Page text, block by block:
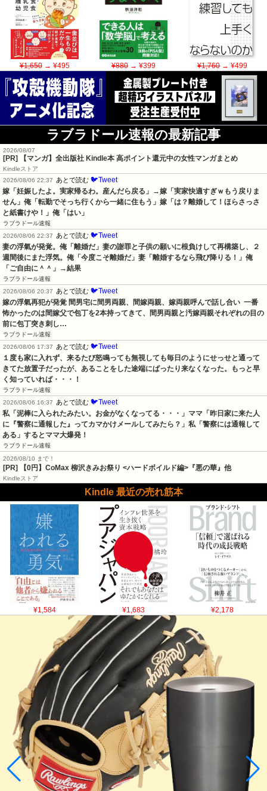
¥1,650→ ¥495 ¥880→ ¥399 ¥1,760→ ¥499
ラブラドール速報の最新記事
2026/08/07
[PR] 【マンガ】全出版社 Kindle本 高ポイント還元中の女性マンガまとめ
Kindleストア
2026/08/06 22:37
あとで読む 🐦Tweet
嫁「妊娠したよ。実家帰るわ。産んだら戻る」→嫁「実家快適すぎｗもう戻りま
せん」俺「転勤でそっち行くから一緒に住もう」嫁「は？離婚して！ほらさっさ
と紙書けや！」俺「はい」
ラブラドール速報
2026/08/06 22:37
あとで読む 🐦Tweet
妻の浮氣が発覚。俺「離婚だ」妻の謝罪と子供の願いに根負けして再構築し、２
週間後にまた浮気。俺「今度こそ離婚だ」妻「離婚するなら飛び降りる！」俺
「ご自由に＾＾」→結果
ラブラドール速報
2026/08/06 20:37
あとで読む 🐦Tweet
嫁の浮氣再犯が発覚 間男宅に間男両親、間嫁両親、嫁両親呼んで話し合い  一番
怖かったのは間嫁父で包丁を2本持ってきて、間男両親と汚嫁両親それぞれの目の
前に包丁突き刺し…
ラブラドール速報
2026/08/06 17:37
あとで読む 🐦Tweet
１度も家に入れず、来るたび怒鳴っても無視しても毎日のようにせっせと通って
きてた放置子だったが、あることをした途端にぱったり来なくなった。もっと早
く知っていれば・・・！
ラブラドール速報
2026/08/06 16:37
あとで読む 🐦Tweet
私「泥棒に入られたみたい。お金がなくなってる・・・」ママ「昨日家に来た人
に『警察に通報した』ってカマかけメールしてみたら？」私「警察には通報して
ある」するとママ大爆発！
ラブラドール速報
2026/08/10 まで！
[PR] 【0円】CoMax 柳沢きみお祭り <ハードボイルド編>『悪の華』他
Kindleストア
Kindle 最近の売れ筋本
¥1,584 ¥1,683 ¥2,178